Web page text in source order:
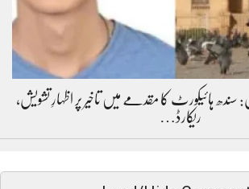
ہائیکورٹ کا مقدمے میں تاخیر پر اظہارِ تشویش،
ریکارڈ…